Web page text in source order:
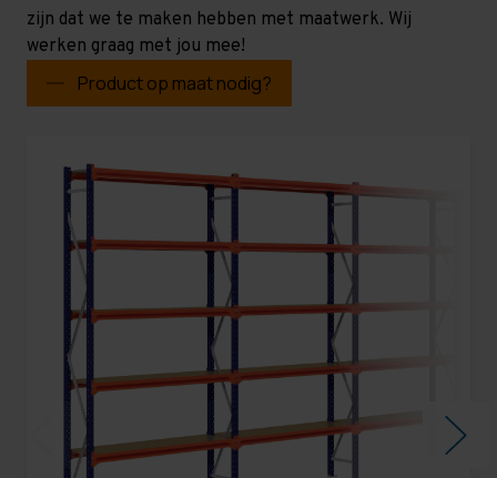
zijn dat we te maken hebben met maatwerk. Wij
werken graag met jou mee!
Product op maat nodig?